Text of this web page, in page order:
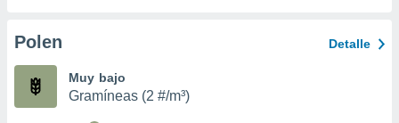
e
mediante
Polen Detalle
Muy bajo
Gramíneas (2 #/m³)